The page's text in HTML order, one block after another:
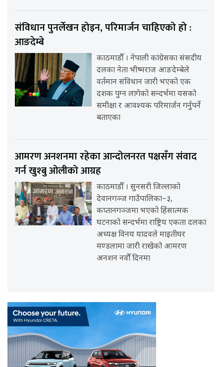
संविधान पुनर्लेखन होइन, परिमार्जन चाहिएको हो :
आङदेम्बे
काठमाडौँ । नेपाली कांग्रेसका संसदीय
दलका नेता भीष्मराज आङदेम्बेले
वर्तमान संविधान जारी भएको एक
दशक पुग्न लागेको सन्दर्भमा यसको
समीक्षा र आवश्यक परिमार्जन गर्नुपर्ने
बताएका
आमरण अनशनमा रहेका आन्दोलनरत पक्षसँग संवाद
गर्न खुश्बु ओलीको आग्रह
काठमाडौँ । सुनसरी जिल्लाको
देवानगञ्ज गाउँपालिका–३,
कप्तानगञ्जमा भएको हिंसात्मक
घटनाको सन्दर्भमा राष्ट्रिय एकता दलका
अध्यक्ष विनय यादवले माइतीघर
मण्डलामा जारी राखेको आमरण
अनशन नवौँ दिनमा